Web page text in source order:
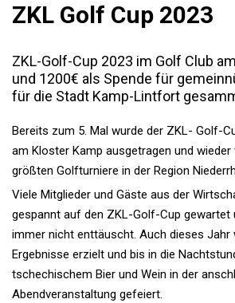
ZKL Golf Cup 2023
ZKL-Golf-Cup 2023 im Golf Club
und 1200€ als Spende für
für die Stadt Kamp-Lintfort
Bereits zum 5. Mal wurde der ZKL- Golf-
am Kloster Kamp ausgetragen und
größten Golfturniere in der Region
Viele Mitglieder und Gäste aus der
gespannt auf den ZKL-Golf-Cup gewartet
immer nicht enttäuscht. Auch dieses Jahr
Ergebnisse erzielt und bis in die
tschechischem Bier und Wein in der
Abendveranstaltung gefeiert.